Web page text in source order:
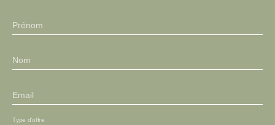
Prénom
Nom
Email
Type d'offre